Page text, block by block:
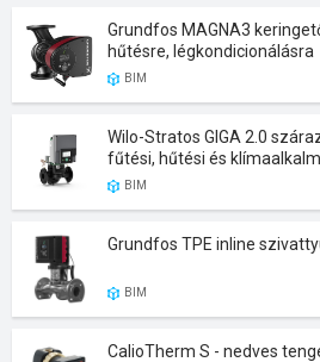
Grundfos MAGNA3
hűtésre, légkondicionálásra
BIM
Wilo-Stratos GIGA 2.0
fűtési, hűtési és
épületekben
BIM
Grundfos TPE inline
BIM
CalioTherm S - nedves